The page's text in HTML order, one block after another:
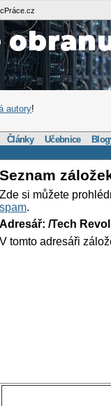
autory!
Články Učebnice
Seznam
Zde si můžete
spam.
Adresář: /Tech
V tomto adresáři